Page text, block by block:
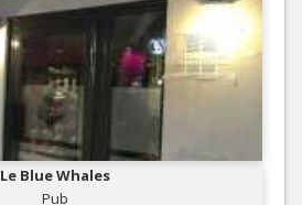
Le Blue Whales
Pub